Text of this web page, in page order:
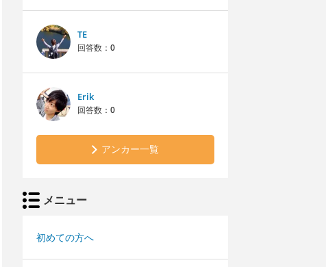
TE
回答数： 0
Erik
回答数： 0
アンカー一覧
メニュー
初めての方へ